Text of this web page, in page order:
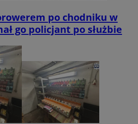
po chodniku w
go policjant po służbie